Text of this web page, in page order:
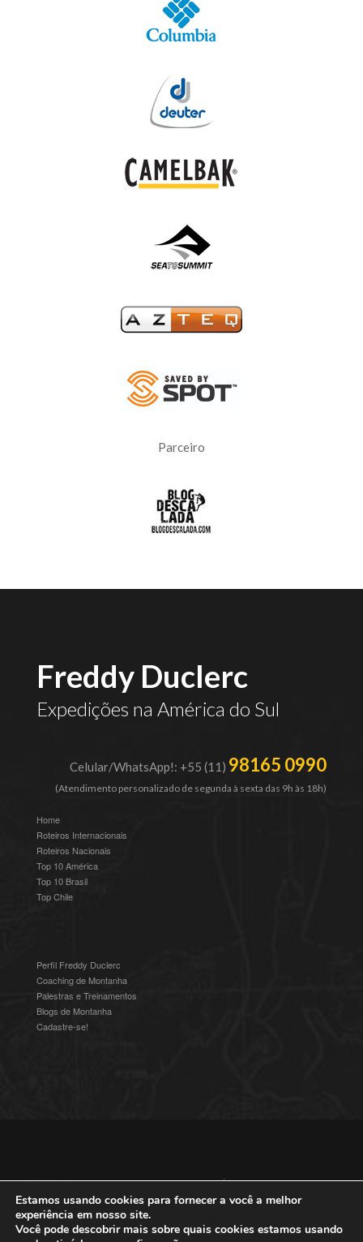
Parceiro
Freddy Duclerc
Expedições na América do Sul
Celular/WhatsApp!: +55 (11) 98165 0990
(Atendimento personalizado de segunda à sexta das 9h às 18h)
Home
Roteiros Internacionais
Roteiros Nacionais
Top 10 América
Top 10 Brasil
Top Chile
Perfil Freddy Duclerc
Coaching de Montanha
Palestras e Treinamentos
Blogs de Montanha
Cadastre-se!
© 2016-2025 Freddy Duclerc - Expedições na Ámerica do Sul.
Devenvolvido porStudioz4 | Política de Privacidade
Estamos usando cookies para fornecer a você a melhor
experiência em nosso site.
Você pode descobrir mais sobre quais cookies estamos usando